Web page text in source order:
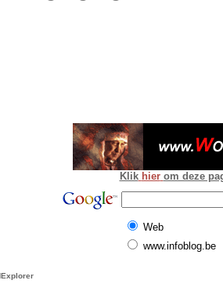
Klik hier om deze
Web
www.infoblog.be